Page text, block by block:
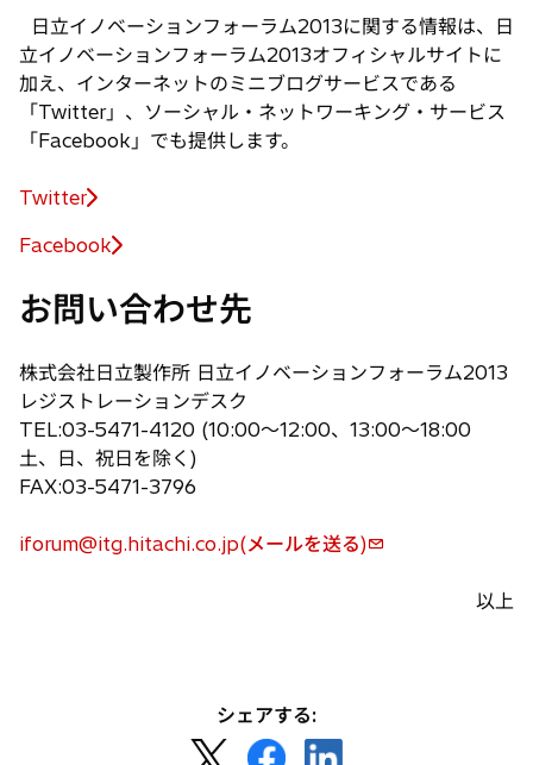
く日立イノベーションフォーラム2013に関する情報は、日
立イノベーションフォーラム2013オフィシャルサイトに
加え、インターネットのミニブログサービスである
「Twitter」、ソーシャル・ネットワーキング・サービス
「Facebook」でも提供します。
Twitter
新
し
タ
ブ
開
く
Facebook
新
い
ブ
で
開
く
お問い合わせ先
株式会社日立製作所 日立イノベーションフォーラム2013
レジストレーションデスク
TEL:03-5471-4120 (10:00〜12:00、13:00〜18:00
土、日、祝日を除く)
FAX:03-5471-3796
iforum@itg.hitachi.co.jp(メールを送る)
以上
シェアする:
新